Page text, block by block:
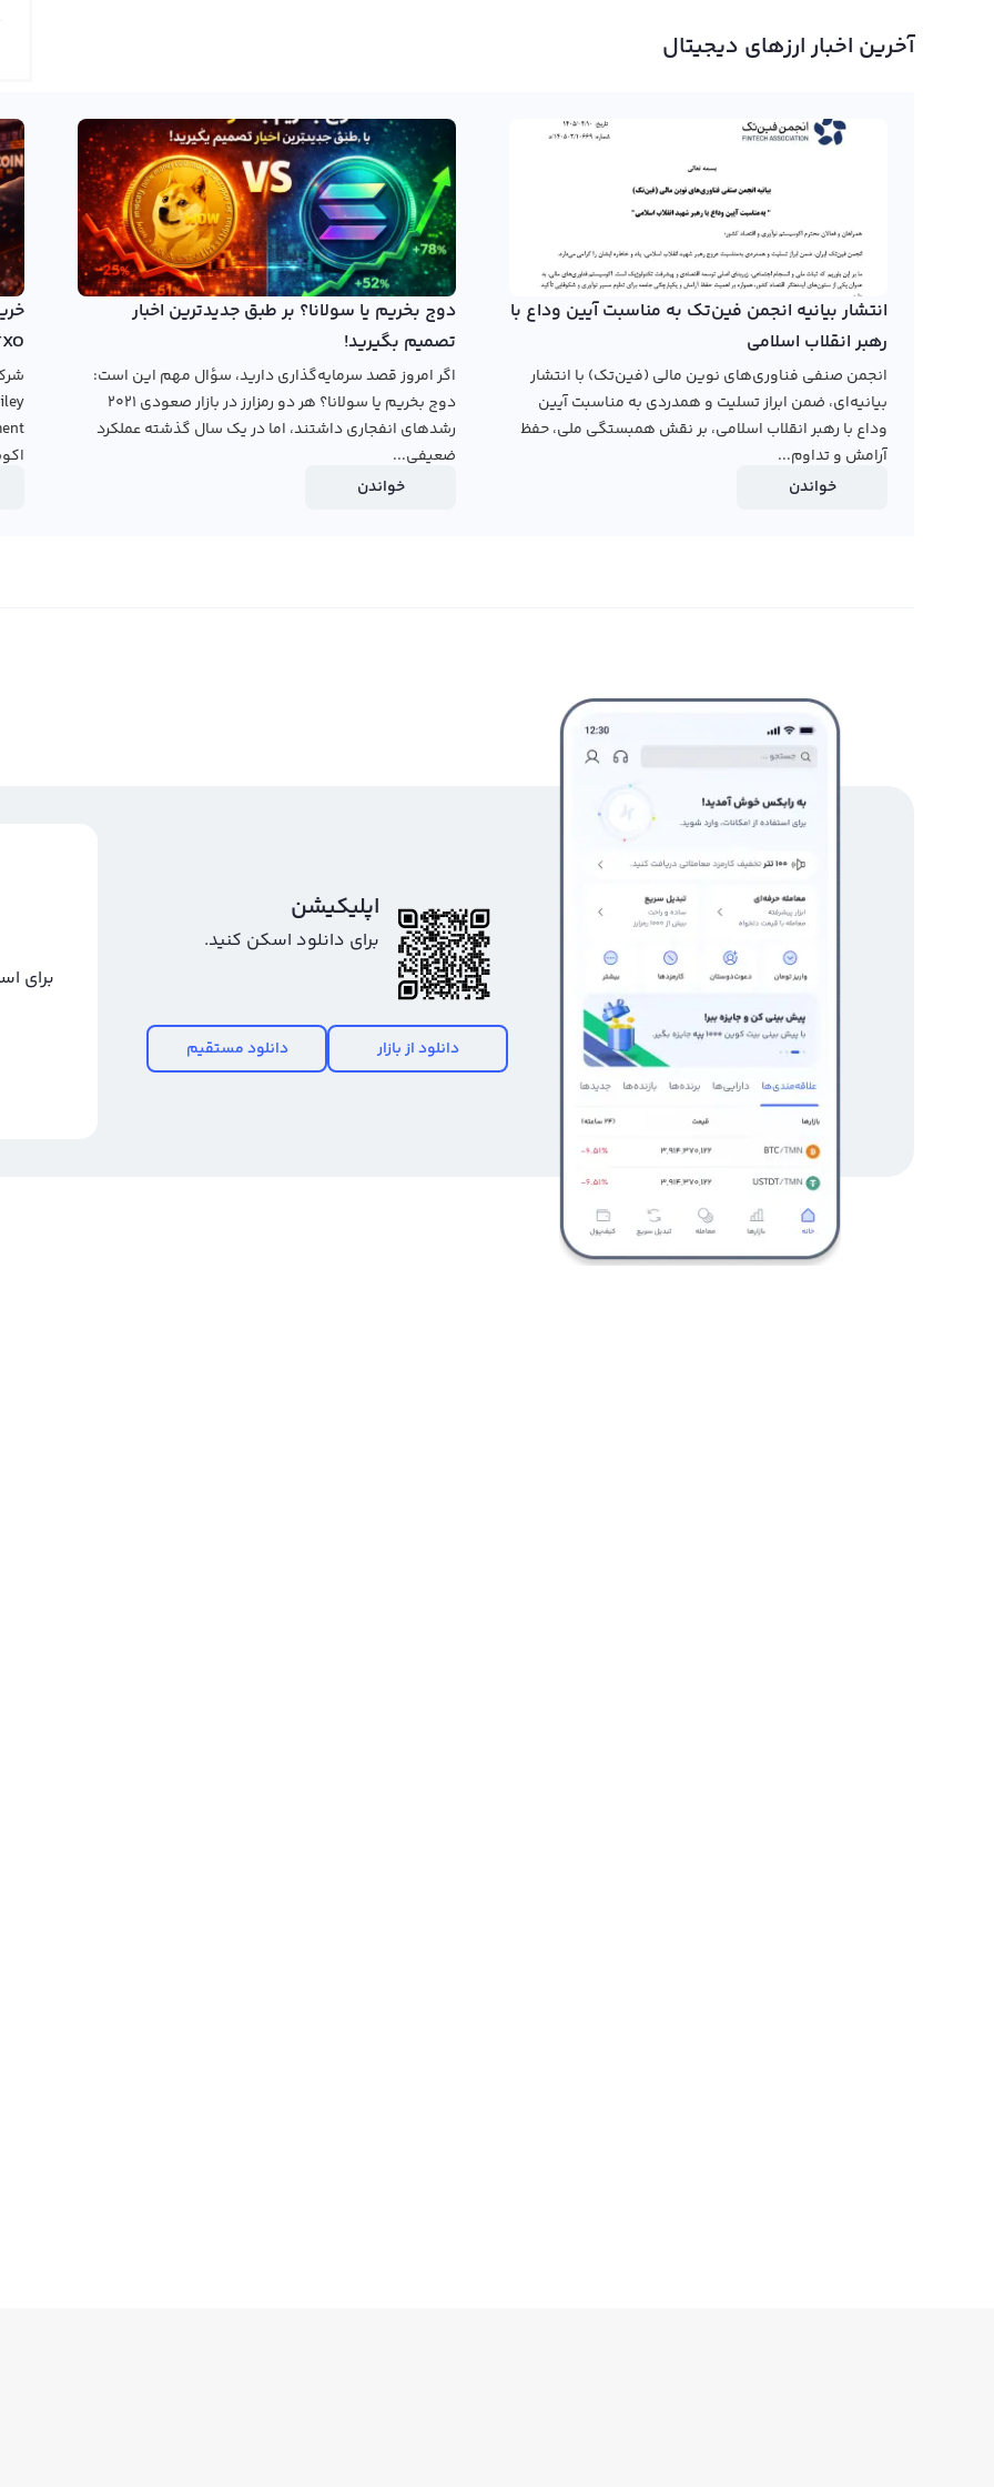
در صفحه قیمت آلایا رابکس کاربران می‌توانند نمودار آلایا را در تایم فریم‌های مختلف مشاهده کرده و با استفاده از ابزارهای
کندل و نمودار خطی ارائه شده است و امکان استفاده از تایم فریم‌های مختلف برای تحلیل وجود دارد.
همانطور که می‌دانید، آلایا یک ارز دیجیتال است که به تازگی معرفی شده و نماد آن ALAYA است. این ارز دیجیتال با ارزش مرزوبه
دلار یکسان می‌باشد و معاملات آن در بازار جهانی به سرعت در حال افزایش است. در حال حاضر هیچکدام از صرافی‌های ارز
دیجیتال ایرانی نمودار آلایا را از ابتدای فعالیت آن به کاربران ارائه نمی‌کنند، اما رابکس این امکان را برای کاربران خود فراهم کرده
است. برای مشاهده نمودار قیمت آلایا به تومان و دلار در سال‌های اخیر می‌توانید به وبسایت رابکس مراجعه کنید و این ارز
دیجیتال جدید و فعال را بهتر بشناسید.
رابکس از خرید و فروش بیش از ۱۰۰۰ ارز دیجیتال پشتیبانی می‌کند. برای معامله رمز آلایا، به صفحه
آخرین اخبار ارزهای دیجیتال
انتشار بیانیه انجمن فین‌تک به مناسبت آیین وداع با
رهبر انقلاب اسلامی
انجمن صنفی فناوری‌های نوین مالی (فین‌تک) با انتشار
بیانیه‌ای، ضمن ابراز تسلیت و همدردی به مناسبت آیین
وداع با رهبر انقلاب اسلامی، بر نقش همبستگی ملی، حفظ
آرامش و تداوم...
خواندن
دوج بخریم یا سولانا؟ بر طبق جدیدترین اخبار
تصمیم بگیرید!
اگر امروز قصد سرمایه‌گذاری دارید، سؤال مهم این است:
دوج بخریم یا سولانا؟ هر دو رمزارز در بازار صعودی ۲۰۲۱
رشدهای انفجاری داشتند، اما در یک سال گذشته عملکرد
ضعیفی...
خواندن
اپلیکیشن
برای دانلود اسکن کنید.
دانلود از بازار دانلود مستقیم
برای